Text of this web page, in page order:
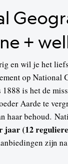
+
en wil je het
op National
is het de
Aarde te
haar behoud.
jaar (12
zijn